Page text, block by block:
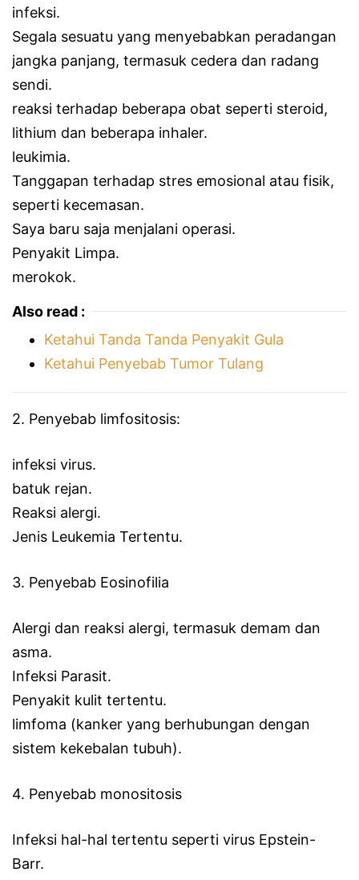
infeksi.
Segala sesuatu yang menyebabkan peradangan
jangka panjang, termasuk cedera dan radang
sendi.
reaksi terhadap beberapa obat seperti steroid,
lithium dan beberapa inhaler.
leukimia.
Tanggapan terhadap stres emosional atau fisik,
seperti kecemasan.
Saya baru saja menjalani operasi.
Penyakit Limpa.
merokok.
Also read :
Ketahui Tanda Tanda Penyakit Gula
Ketahui Penyebab Tumor Tulang
2. Penyebab limfositosis:
infeksi virus.
batuk rejan.
Reaksi alergi.
Jenis Leukemia Tertentu.
3. Penyebab Eosinofilia
Alergi dan reaksi alergi, termasuk demam dan
asma.
Infeksi Parasit.
Penyakit kulit tertentu.
limfoma (kanker yang berhubungan dengan
sistem kekebalan tubuh).
4. Penyebab monositosis
Infeksi hal-hal tertentu seperti virus Epstein-
Barr.